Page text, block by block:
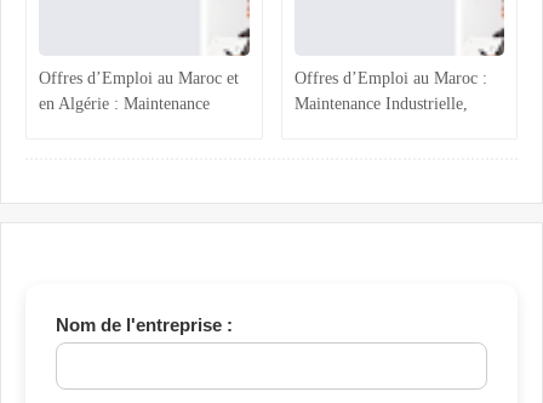
Offres d’Emploi au Maroc et
en Algérie : Maintenance
Offres d’Emploi au Maroc :
Maintenance Industrielle,
Nom de l'entreprise :